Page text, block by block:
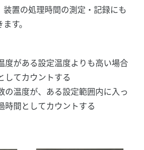
置の処理時間の測定・記録にも
す。
度がある設定温度よりも高い場合
してカウントする
の温度が、ある設定範囲内に入っ
時間としてカウントする